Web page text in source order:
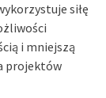
siłę
i mniejszą
projektów